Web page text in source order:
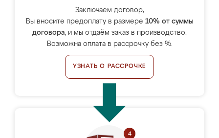
Заключаем договор,
Вы вносите предоплату в размере 10% от суммы
договора, и мы отдаём заказ в производство.
Возможна оплата в рассрочку без %.
УЗНАТЬ О РАССРОЧКЕ